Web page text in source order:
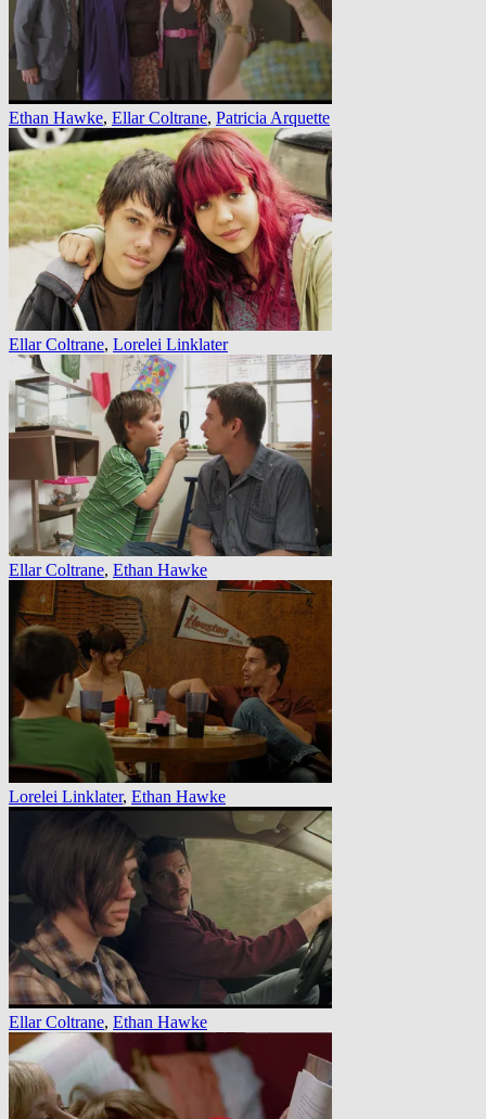
Ethan Hawke, Ellar Coltrane, Patricia Arquette
Ellar Coltrane, Lorelei Linklater
Ellar Coltrane, Ethan Hawke
Lorelei Linklater, Ethan Hawke
Ellar Coltrane, Ethan Hawke